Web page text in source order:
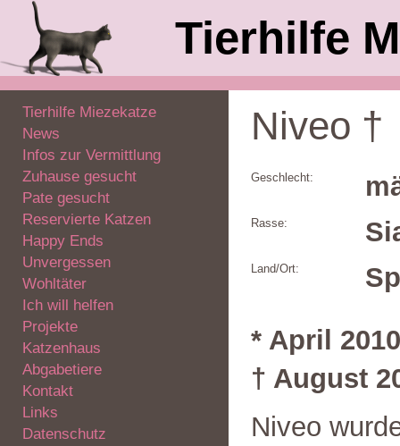
Tierhilfe
Tierhilfe Miezekatze
News
Infos zur Vermittlung
Zuhause gesucht
Pate gesucht
Reservierte Katzen
Happy Ends
Unvergessen
Wohltäter
Ich will helfen
Projekte
Katzenhaus
Abgabetiere
Kontakt
Links
Datenschutz
Niveo †
Geschlecht:
Rasse:
Land/Ort:
* April 2010
† August
Niveo